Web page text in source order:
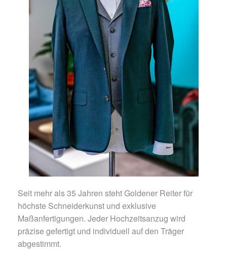
Seit mehr als 35 Jahren steht Goldener Reiter für
höchste Schneiderkunst und exklusive
Maßanfertigungen. Jeder Hochzeitsanzug wird
präzise gefertigt und individuell auf den Träger
abgestimmt.